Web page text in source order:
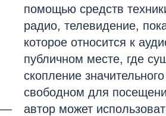
помощью средств
радио, телевидение,
которое относится к
публичном месте, где
скопление
свободном для
автор может